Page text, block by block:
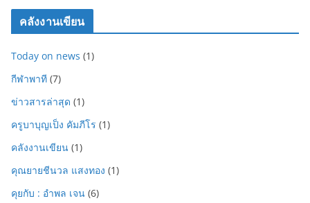
คลังงานเขียน
Today on news (1)
กีฬาพาที (7)
ข่าวสารล่าสุด (1)
ครูบาบุญเป็ง คัมภีโร (1)
คลังงานเขียน (1)
คุณยายชีนวล แสงทอง (1)
คุยกับ : อำพล เจน (6)